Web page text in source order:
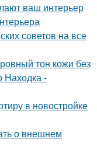
ваш интерьер
советов на все
тон кожи без
Находка -
в новостройке
о внешнем